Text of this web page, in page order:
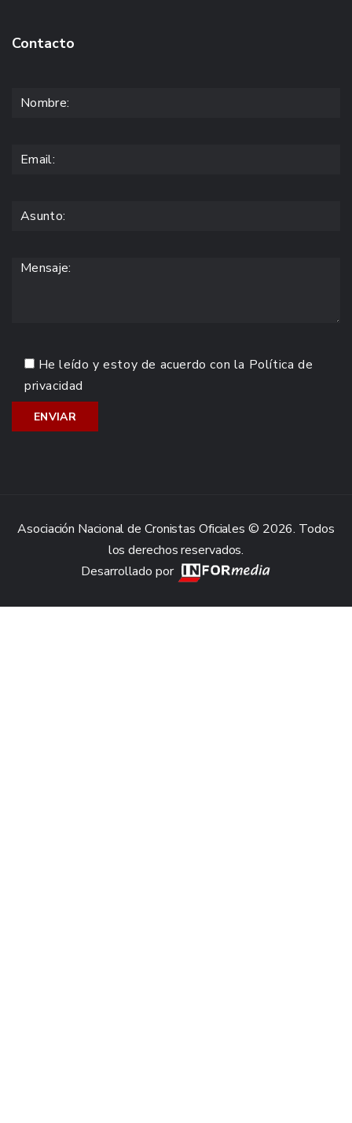
Contacto
He leído y estoy de acuerdo con la Política de
privacidad
Asociación Nacional de Cronistas Oficiales © 2026. Todos
los derechos reservados.
Desarrollado por